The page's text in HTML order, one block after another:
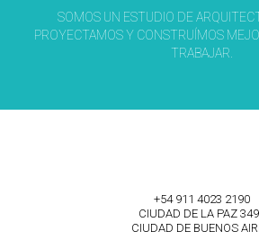
SOMOS UN ESTUDIO DE
PROYECTAMOS Y CONSTRUÍMOS
TRABAJAR.
+54 911 4023 2190
CIUDAD DE LA PAZ
CIUDAD DE BUENOS